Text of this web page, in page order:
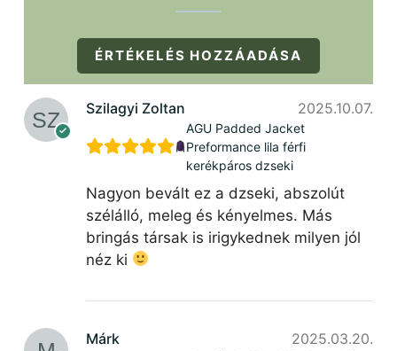
ÉRTÉKELÉS HOZZÁADÁSA
Szilagyi Zoltan 2025.10.07.
AGU Padded Jacket
Preformance lila férfi
kerékpáros dzseki
Nagyon bevált ez a dzseki, abszolút
szélálló, meleg és kényelmes. Más
bringás társak is irigykednek milyen jól
néz ki
Márk 2025.03.20.